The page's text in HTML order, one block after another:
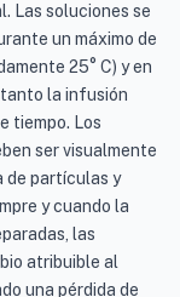
Las soluciones se
un máximo de
25° C) y en
la infusión
tiempo. Los
ser visualmente
de partículas y
y cuando la
las
atribuible al
una pérdida de